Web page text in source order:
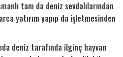
tam da deniz sevdalılarından
yatırım yapıp da işletmesinden
deniz tarafında ilginç hayvan